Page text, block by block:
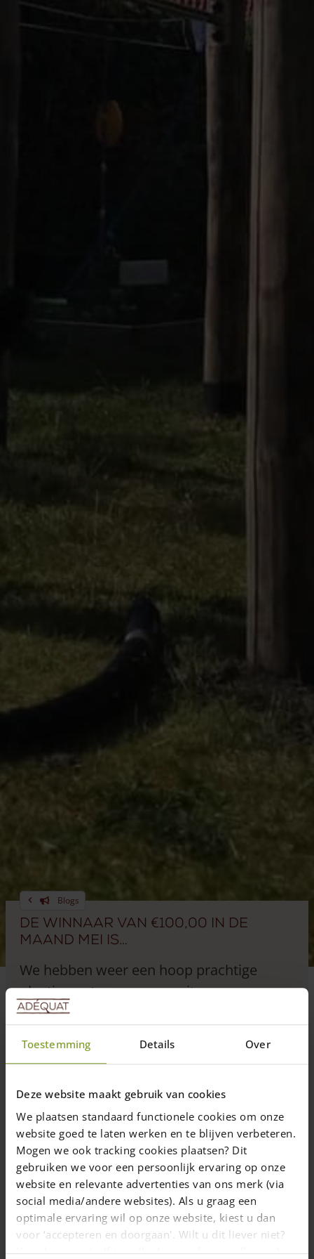
Toestemming Details Over
Deze website maakt gebruik van cookies
We plaatsen standaard functionele cookies om onze
website goed te laten werken en te blijven verbeteren.
Mogen we ook tracking cookies plaatsen? Dit
gebruiken we voor een persoonlijk ervaring op onze
website en relevante advertenties van ons merk (via
social media/andere websites). Als u graag een
optimale ervaring wil op onze website, kiest u dan
voor ‘accepteren en doorgaan'. Wilt u dit liever niet?
Kies dan voor ‘zelf instellen’ en geef aan welke cookies
Blogs
De winnaar van €100,00 in de
maand mei is…
We hebben weer een hoop prachtige
plaatjes ontvangen waaruit we een
winnaar hebben gekozen!
3 min. leestijd
Wat hebben we weer veel leuke foto’s binnengekregen! Echt
geweldig! We hebben weer eerlijk geloot uit alle inzenders (het
maakt hierbij geen verschil of u 1 of 8 foto’s mailt) en de
winnaar is: Roger Salden! Van harte gefeliciteerd! Wat een mooi
speeltoestel heeft u gemaakt van kastanjehout! Ideaal voor
groot en klein om in deze tijd waarin we vooral op het huis en
de tuin zijn aangewezen, toch een beetje je energie kwijt te